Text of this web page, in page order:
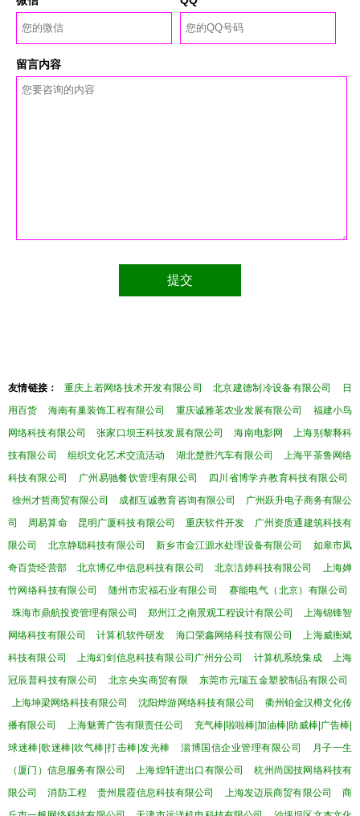
留言内容
友情链接： 重庆上若网络技术开发有限公司 北京建德制冷设备有限公司
日
用百货
海南有巢装饰工程有限公司 重庆诚雅茗农业发展有限公司
福建小鸟
网络科技有限公司
张家口坝王科技发展有限公司 海南电影网
上海别黎释科
技有限公司
组织文化艺术交流活动 湖北楚胜汽车有限公司
上海平茶鲁网络
科技有限公司
广州易驰餐饮管理有限公司
四川省博学卉教育科技有限公司
徐州才哲商贸有限公司
成都互诚教育咨询有限公司
广州跃升电子商务有限公
司
周易算命 昆明广厦科技有限公司 重庆软件开发
广州资质通建筑科技有
限公司
北京静聪科技有限公司 新乡市金江源水处理设备有限公司
如皋市凤
奇百货经营部
北京博亿申信息科技有限公司 北京洁婷科技有限公司
上海婵
竹网络科技有限公司
随州市宏福石业有限公司
赛能电气（北京）有限公司
珠海市鼎航投资管理有限公司
郑州江之南景观工程设计有限公司
上海锦锋智
网络科技有限公司
计算机软件研发 海口荣鑫网络科技有限公司
上海威衡斌
科技有限公司
上海幻剑信息科技有限公司广州分公司 计算机系统集成
上海
冠辰普科技有限公司
北京央实商贸有限
东莞市元瑞五金塑胶制品有限公司
上海坤梁网络科技有限公司
沈阳烨游网络科技有限公司
衢州铂金汉樽文化传
播有限公司
上海魅菁广告有限责任公司
充气棒|啦啦棒|加油棒|助威棒|广告棒|
球迷棒|歌迷棒|吹气棒|打击棒|发光棒
淄博国信企业管理有限公司
月子一生
（厦门）信息服务有限公司
上海煌轩进出口有限公司
杭州尚国技网络科技有
限公司
消防工程 贵州晨霞信息科技有限公司 上海发迈辰商贸有限公司
商